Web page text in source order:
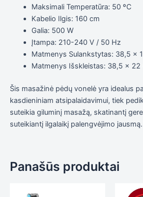
Maksimali Temperatūra: 50 ºC
Kabelio Ilgis: 160 cm
Galia: 500 W
Įtampa: 210-240 V / 50 Hz
Matmenys Sulankstytas: 38,5 x
Matmenys Išskleistas: 38,5 x 22
Šis masažinė pėdų vonelė yra idealus
kasdieniniam atsipalaidavimui, tiek
suteikia giluminį masažą, skatinantį
suteikiantį ilgalaikį palengvėjimo jausmą.
Panašūs produktai